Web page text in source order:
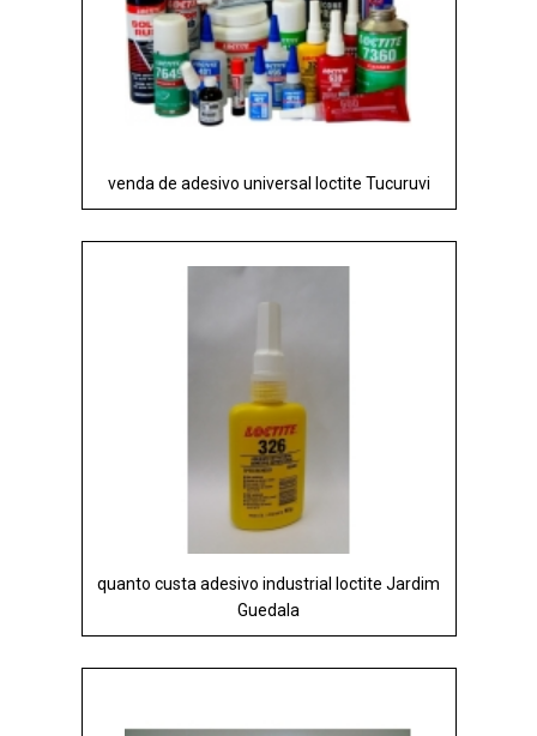
venda de adesivo universal loctite Tucuruvi
quanto custa adesivo industrial loctite Jardim
Guedala